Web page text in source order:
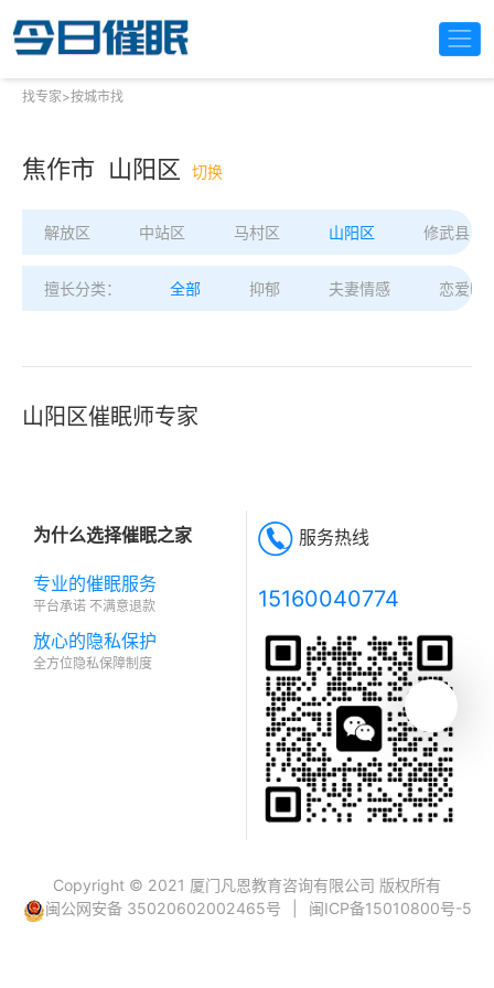
找专家>按城市找
焦作市 山阳区 切换
解放区 中站区 马村区 山阳区 修武县
擅长分类： 全部 抑郁 夫妻情感 恋爱困
山阳区催眠师专家
为什么选择催眠之家
专业的催眠服务
平台承诺 不满意退款
放心的隐私保护
全方位隐私保障制度
服务热线
15160040774
Copyright © 2021 厦门凡恩教育咨询有限公司 版权所有
闽公网安备 35020602002465号
闽ICP备15010800号-5